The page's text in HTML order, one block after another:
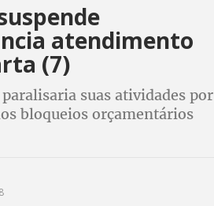
atendimento
(7)
suas atividades por
bloqueios orçamentários